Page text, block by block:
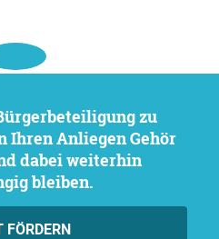
Ihren Anliegen Gehör
dabei weiterhin
bleiben.
FÖRDERN